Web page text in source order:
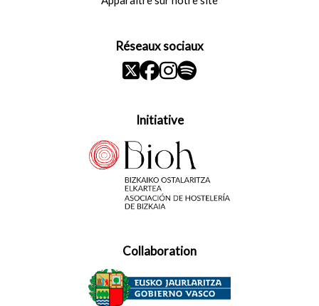
Réseaux sociaux
Initiative
Collaboration